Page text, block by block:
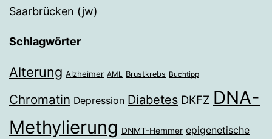
Saarbrücken (jw)
Schlagwörter
Alterung Alzheimer AML Brustkrebs Buchtipp
Chromatin Depression Diabetes DKFZ DNA-
Methylierung DNMT-Hemmer epigenetische